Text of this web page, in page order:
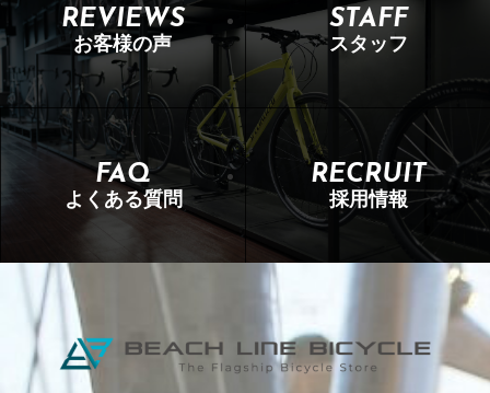
REVIEWS
お客様の声
STAFF
スタッフ
FAQ
よくある質問
RECRUIT
採用情報